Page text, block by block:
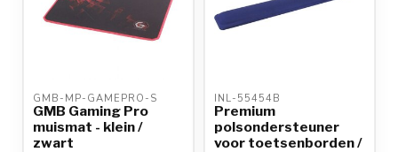
GMB-MP-GAMEPRO-S
GMB Gaming Pro
muismat - klein /
zwart
INL-55454B
Premium
polsondersteuner
voor toetsenborden /